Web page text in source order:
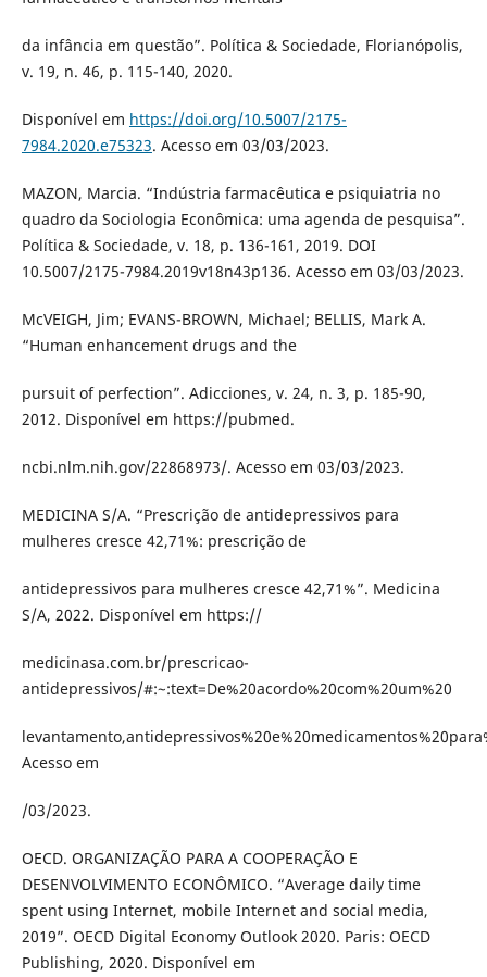
da infância em questão”. Política & Sociedade, Florianópolis,
v. 19, n. 46, p. 115-140, 2020.
Disponível em https://doi.org/10.5007/2175-
7984.2020.e75323. Acesso em 03/03/2023.
MAZON, Marcia. “Indústria farmacêutica e psiquiatria no
quadro da Sociologia Econômica: uma agenda de pesquisa”.
Política & Sociedade, v. 18, p. 136-161, 2019. DOI
10.5007/2175-7984.2019v18n43p136. Acesso em 03/03/2023.
McVEIGH, Jim; EVANS-BROWN, Michael; BELLIS, Mark A.
“Human enhancement drugs and the
pursuit of perfection”. Adicciones, v. 24, n. 3, p. 185-90,
2012. Disponível em https://pubmed.
ncbi.nlm.nih.gov/22868973/. Acesso em 03/03/2023.
MEDICINA S/A. “Prescrição de antidepressivos para
mulheres cresce 42,71%: prescrição de
antidepressivos para mulheres cresce 42,71%”. Medicina
S/A, 2022. Disponível em https://
medicinasa.com.br/prescricao-
antidepressivos/#:~:text=De%20acordo%20com%20um%20
Acesso em
/03/2023.
OECD. ORGANIZAÇÃO PARA A COOPERAÇÃO E
DESENVOLVIMENTO ECONÔMICO. “Average daily time
spent using Internet, mobile Internet and social media,
2019”. OECD Digital Economy Outlook 2020. Paris: OECD
Publishing, 2020. Disponível em